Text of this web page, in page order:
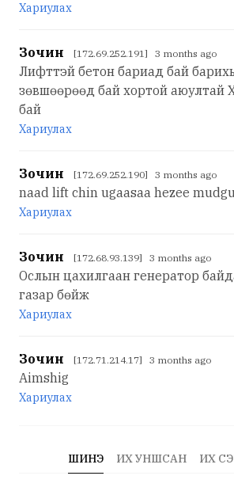
Хариулах
Зочин [172.69.252.191] 3 months ago
Лифттэй бeтон бариад бай
зөвшөөрөөд бай хортой аюултай
бай
Хариулах
Зочин [172.69.252.190] 3 months ago
naad lift chin ugaasaa hezee
Хариулах
Зочин [172.68.93.139] 3 months ago
Ослын цахилгаан генератор
газар бөйж
Хариулах
Зочин [172.71.214.17] 3 months ago
Aimshig
Хариулах
ШИНЭ ИХ УНШСАН ИХ